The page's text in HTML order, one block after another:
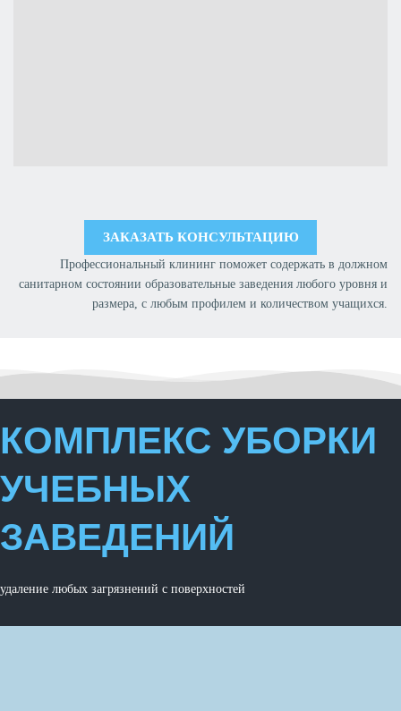
ЗАКАЗАТЬ КОНСУЛЬТАЦИЮ
Профессиональный клининг поможет содержать в должном
санитарном состоянии образовательные заведения любого уровня и
размера, с любым профилем и количеством учащихся.
КОМПЛЕКС УБОРКИ
УЧЕБНЫХ
ЗАВЕДЕНИЙ
удаление любых загрязнений с поверхностей